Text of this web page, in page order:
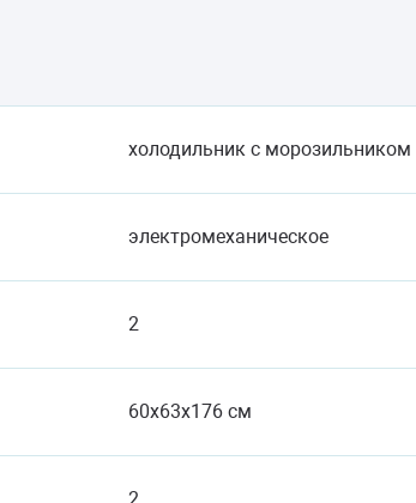
холодильник с морозильником
электромеханическое
2
60x63x176 см